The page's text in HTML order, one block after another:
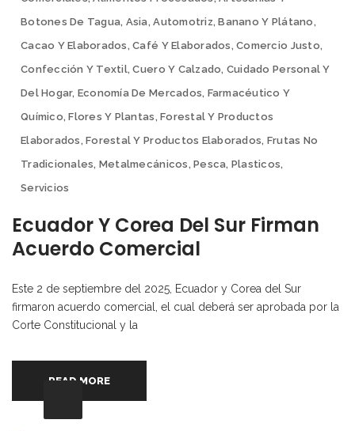
Botones De Tagua, Asia,Automotriz,Banano Y Plátano ,
Cacao Y Elaborados ,Café Y Elaborados ,Comercio Justo,
Confección Y Textil,Cuero Y Calzado, Cuidado Personal Y
Del Hogar, Economía De Mercados, Farmacéutico Y
Químico,Flores Y Plantas ,Forestal Y Productos
Elaborados ,Forestal Y Productos Elaborados, Frutas No
Tradicionales, Metalmecánicos ,Pesca, Plasticos,
Servicios
Ecuador Y Corea Del Sur Firman
Acuerdo Comercial
Este 2 de septiembre del 2025, Ecuador y Corea del Sur
firmaron acuerdo comercial, el cual deberá ser aprobada por la
Corte Constitucional y la
READ MORE